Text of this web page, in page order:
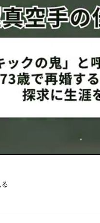
2 第12試合 日泰国際戦
削りに行く展開。プラカイ
る